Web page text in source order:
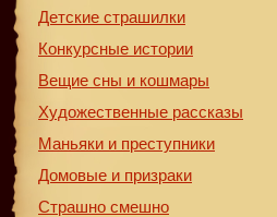
Детские страшилки
Конкурсные истории
Вещие сны и кошмары
Художественные рассказы
Маньяки и преступники
Домовые и призраки
Страшно смешно